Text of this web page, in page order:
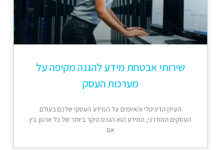
שירותי אבטחת מידע להגנה מקיפה על
מערכות העסק
העידן הדיגיטלי והאיומים על המידע העסקי שלכם בעולם
העסקים המודרני, המידע הוא הנכס היקר ביותר של כל ארגון. בין
אם